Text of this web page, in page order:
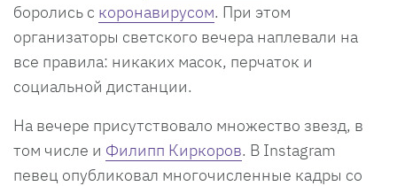
боролись с коронавирусом. При этом
организаторы светского вечера наплевали на
все правила: никаких масок, перчаток и
социальной дистанции.
На вечере присутствовало множество звезд, в
том числе и Филипп Киркоров. В Instagram
певец опубликовал многочисленные кадры со